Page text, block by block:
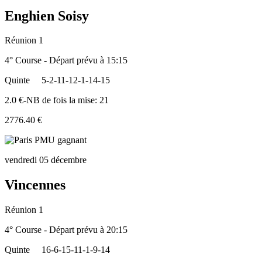
Enghien Soisy
Réunion 1
4° Course - Départ prévu à 15:15
Quinte
5-2-11-12-1-14-15
2.0 €-NB de fois la mise: 21
2776.40 €
vendredi 05 décembre
Vincennes
Réunion 1
4° Course - Départ prévu à 20:15
Quinte
16-6-15-11-1-9-14